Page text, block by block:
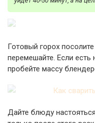
Готовый горох
перемешайте. Если
пробейте массу
Дайте блюду